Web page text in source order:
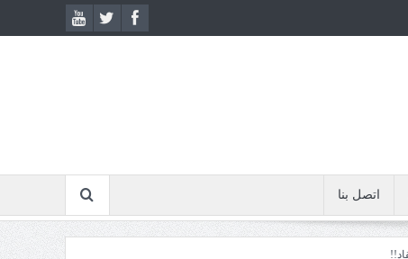
اتصل بنا